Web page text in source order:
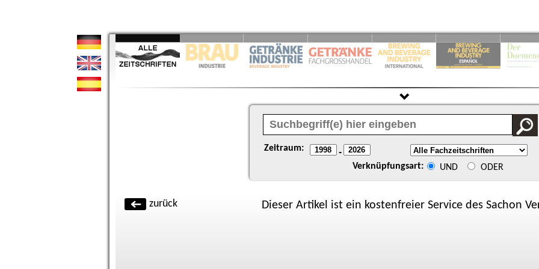
Zeitraum: -
Verknüpfungsart: UND ODER
zurück Dieser Artikel ist ein kostenfreier Service des Sachon